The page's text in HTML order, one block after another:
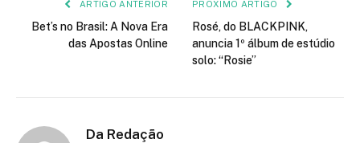
ARTIGO ANTERIOR
Bet’s no Brasil: A Nova Era
das Apostas Online
PRÓXIMO ARTIGO
Rosé, do BLACKPINK,
anuncia 1º álbum de estúdio
solo: “Rosie”
Da Redação